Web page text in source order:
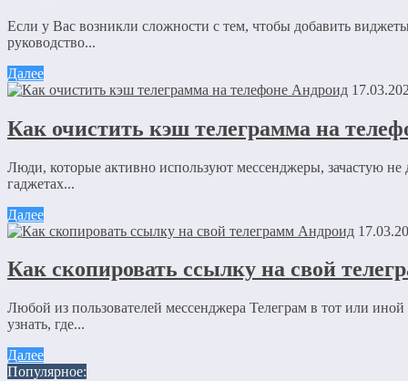
Сайт
Сохранить моё имя, email и адрес сайта в этом браузере
Отправляя сообщение, Вы разрешаете сбор и обработку
конфиденциальности.
Если у Вас возникли сложности с тем, чтобы добавить
руководство...
Далее
Как очистить кэш телеграмма на
Люди, которые активно используют мессенджеры, зачастую
гаджетах...
Далее
Как скопировать ссылку на свой
Любой из пользователей мессенджера Телеграм в тот или
узнать, где...
Далее
Популярное: